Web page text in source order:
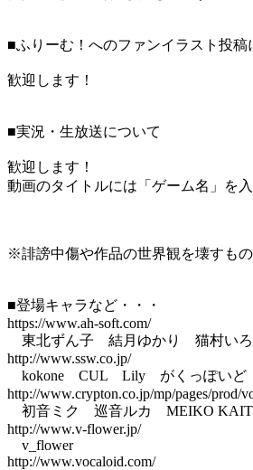
■ふりーむ！へのファンイラスト投稿
歓迎します！
■実況・生放送について
歓迎します！
動画のタイトルには「ゲーム名」を
※誹謗中傷や作品の世界観を壊すも
■登場キャラなど・・・
https://www.ah-soft.com/
東北ずん子 結月ゆかり 猫村い
http://www.ssw.co.jp/
kokone CUL Lily がくっぽいど
http://www.crypton.co.jp/mp/pages/prod/
初音ミク 巡音ルカ MEIKO
http://www.v-flower.jp/
v_flower
http://www.vocaloid.com/